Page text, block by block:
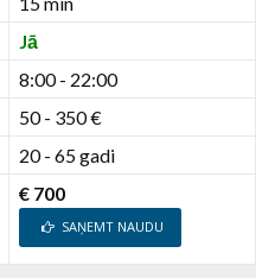
Jā
8:00 - 22:00
50 - 350 €
20 - 65 gadi
€ 700
SAŅEMT NAUDU